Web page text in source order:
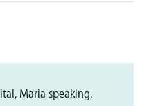
Maria speaking.